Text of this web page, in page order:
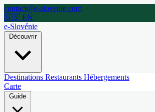
contact@e-slovenie.com
🇬🇧 EN
e-Slovénie
Découvrir
Destinations Restaurants Hébergements
Carte